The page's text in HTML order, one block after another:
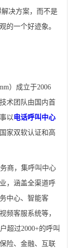
决方案，而不是
的一个好迹象。
）成立于2006
术团队由国内首
以 电话呼叫中心
家双软认证和高
商，集呼叫中心
，涵盖全渠道呼
中心、智能客
频客服系统等，
超过2000+的呼叫
险、金融、互联